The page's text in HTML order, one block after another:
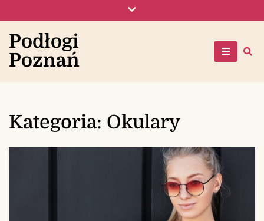
to
content
Podłogi
Poznań
Kategoria: Okulary